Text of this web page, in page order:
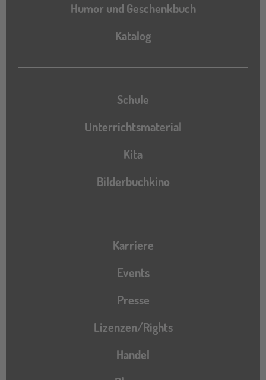
Humor und Geschenkbuch
Katalog
Katalog
Schule
Unterrichtsmaterial
Kita
Bilderbuchkino
Karriere
Events
Presse
Lizenzen/Rights
Handel